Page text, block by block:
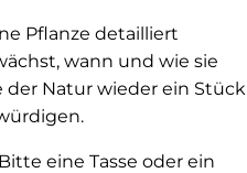
Pflanze detailliert
wann und wie sie
Natur wieder ein Stück
eine Tasse oder ein